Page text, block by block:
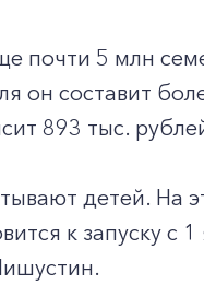
почти 5 млн
он составит
893 тыс.
детей. На
к запуску с 1